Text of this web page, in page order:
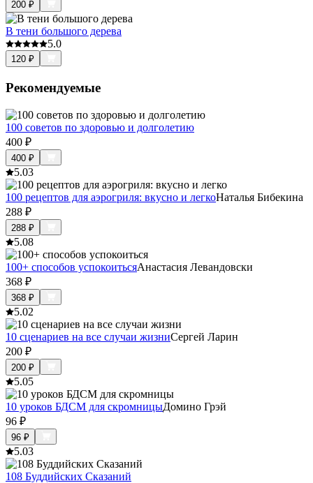
200 ₽
В тени большого дерева
5.0
120 ₽
Рекомендуемые
100 советов по здоровью и долголетию
400 ₽
400 ₽
5.03
100 рецептов для аэрогриля: вкусно и легкоНаталья Бибекина
288 ₽
288 ₽
5.08
100+ способов успокоитьсяАнастасия Левандовски
368 ₽
368 ₽
5.02
10 сценариев на все случаи жизниСергей Ларин
200 ₽
200 ₽
5.05
10 уроков БДСМ для скромницыДомино Грэй
96 ₽
96 ₽
5.03
108 Буддийских Сказаний